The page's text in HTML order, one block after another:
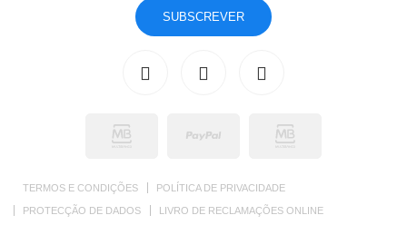
SUBSCREVER
TERMOS E CONDIÇÕES POLÍTICA DE PRIVACIDADE
PROTECÇÃO DE DADOS LIVRO DE RECLAMAÇÕES ONLINE